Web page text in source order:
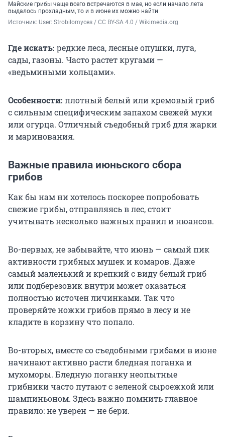
Майские грибы чаще всего встречаются в мае, но если начало лета
выдалось прохладным, то и в июне их можно найти
Источник: User: Strobilomyces / CC BY-SA 4.0 / Wikimedia.org
Где искать: редкие леса, лесные опушки, луга,
сады, газоны. Часто растет кругами —
«ведьмиными кольцами».
Особенности: плотный белый или кремовый гриб
с сильным специфическим запахом свежей муки
или огурца. Отличный съедобный гриб для жарки
и маринования.
Важные правила июньского сбора
грибов
Как бы нам ни хотелось поскорее попробовать
свежие грибы, отправляясь в лес, стоит
учитывать несколько важных правил и нюансов.
Во-первых, не забывайте, что июнь — самый пик
активности грибных мушек и комаров. Даже
самый маленький и крепкий с виду белый гриб
или подберезовик внутри может оказаться
полностью источен личинками. Так что
проверяйте ножки грибов прямо в лесу и не
кладите в корзину что попало.
Во-вторых, вместе со съедобными грибами в июне
начинают активно расти бледная поганка и
мухоморы. Бледную поганку неопытные
грибники часто путают с зеленой сыроежкой или
шампиньоном. Здесь важно помнить главное
правило: не уверен — не бери.